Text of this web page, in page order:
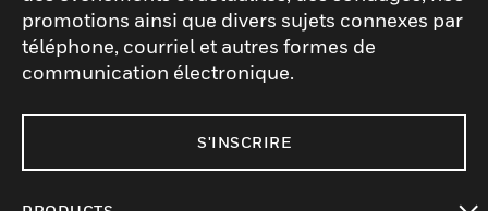
promotions ainsi que divers sujets connexes par
téléphone, courriel et autres formes de
communication électronique.
S'INSCRIRE